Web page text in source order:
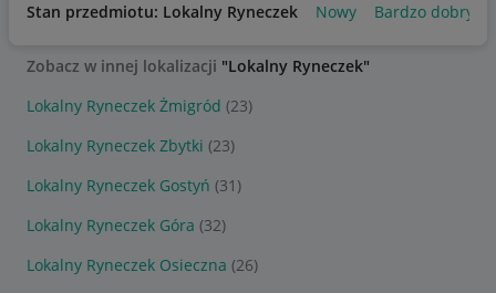
Stan przedmiotu: Lokalny Ryneczek Nowy Bardzo dobry
Zobacz w innej lokalizacji "Lokalny Ryneczek"
Lokalny Ryneczek Żmigród (23)
Lokalny Ryneczek Zbytki (23)
Lokalny Ryneczek Gostyń (31)
Lokalny Ryneczek Góra (32)
Lokalny Ryneczek Osieczna (26)